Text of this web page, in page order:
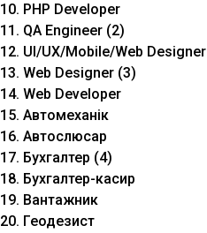
10. PHP Developer
11. QA Engineer (2)
12. UI/UX/Mobile/Web Designer
13. Web Designer (3)
14. Web Developer
15. Автомеханік
16. Автослюсар
17. Бухгалтер (4)
18. Бухгалтер-касир
19. Вантажник
20. Геодезист